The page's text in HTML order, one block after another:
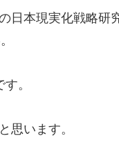
日本現実化戦略研
。
思います。